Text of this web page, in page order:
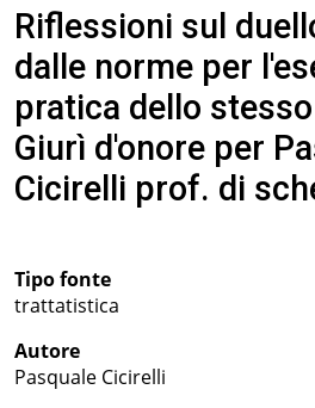
Riflessioni sul
dalle norme per
pratica dello
Giurì d'onore per
Cicirelli prof. di
Tipo fonte
trattatistica
Autore
Pasquale Cicirelli